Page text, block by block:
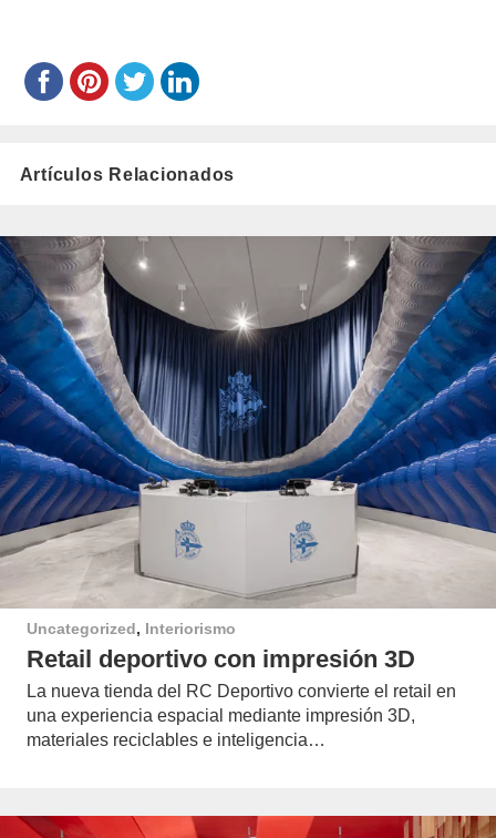
Artículos Relacionados
Uncategorized, Interiorismo
Retail deportivo con impresión 3D
La nueva tienda del RC Deportivo convierte el retail en
una experiencia espacial mediante impresión 3D,
materiales reciclables e inteligencia…